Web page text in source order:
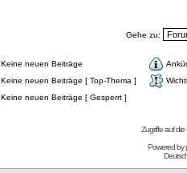
Gehe zu:
Keine neuen Beiträge
Keine neuen Beiträge [ Top-Thema ]
Keine neuen Beiträge [ Gesperrt ]
Zugriffe auf
Powered by